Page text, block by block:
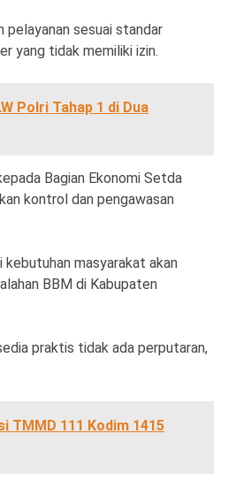
pelayanan sesuai standar
yang tidak memiliki izin.
Polri Tahap 1 di Dua
Bagian Ekonomi Setda
kontrol dan pengawasan
kebutuhan masyarakat akan
BBM di Kabupaten
praktis tidak ada perputaran,
TMMD 111 Kodim 1415